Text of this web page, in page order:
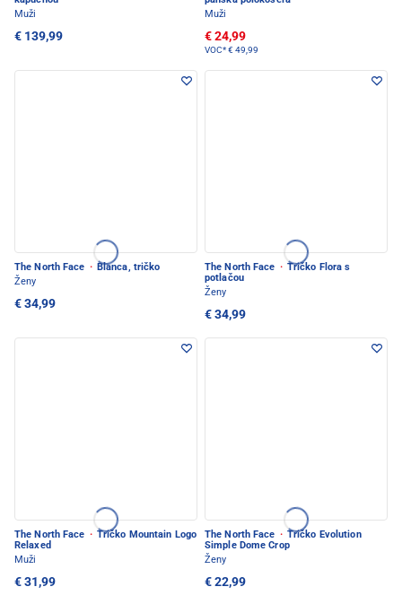
Muži
€ 139,99
Muži
€ 24,99
VOC*€ 49,99
The North Face · Blanca, tričko
Ženy
€ 34,99
The North Face · Tričko Flora s
potlačou
Ženy
€ 34,99
The North Face · Tričko Mountain Logo
Relaxed
Muži
€ 31,99
The North Face · Tričko Evolution
Simple Dome Crop
Ženy
€ 22,99